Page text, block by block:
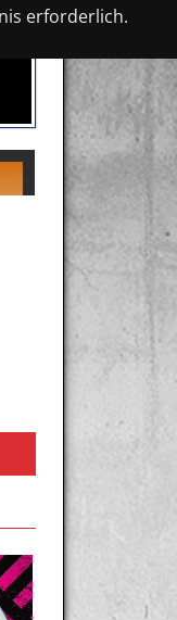
erforderlich.